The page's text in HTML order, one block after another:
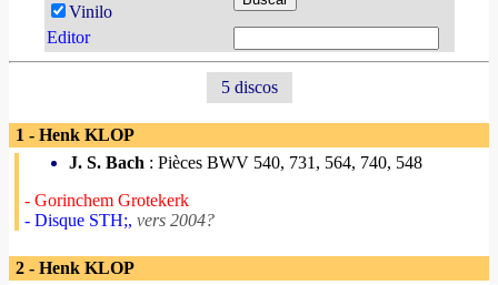
Vinilo
Editor
5 discos
1 - Henk KLOP
J. S. Bach : Pièces BWV 540, 731, 564, 740, 548
- Gorinchem Grotekerk
- Disque STH;, vers 2004?
2 - Henk KLOP